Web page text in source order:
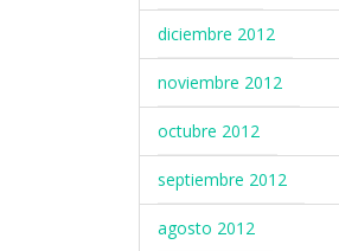
diciembre 2012
noviembre 2012
octubre 2012
septiembre 2012
agosto 2012